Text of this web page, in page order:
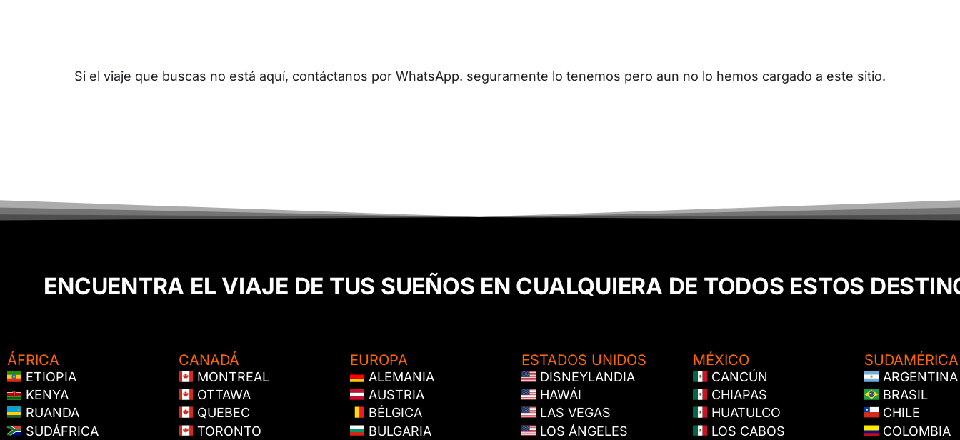
Si el viaje que buscas no está aquí, contáctanos por WhatsApp. seguramente lo tenemos pero aun no lo hemos cargado a este sitio.
ENCUENTRA EL VIAJE DE TUS SUEÑOS EN CUALQUIERA DE TODOS ESTOS
ÁFRICA
ETIOPIA
KENYA
RUANDA
SUDÁFRICA
CANADÁ
MONTREAL
OTTAWA
QUEBEC
TORONTO
EUROPA
ALEMANIA
AUSTRIA
BÉLGICA
BULGARIA
ESTADOS UNIDOS
DISNEYLANDIA
HAWÁI
LAS VEGAS
LOS ÁNGELES
MÉXICO
CANCÚN
CHIAPAS
HUATULCO
LOS CABOS
SUDAMÉRICA
ARGENTINA
BRASIL
CHILE
COLOMBIA